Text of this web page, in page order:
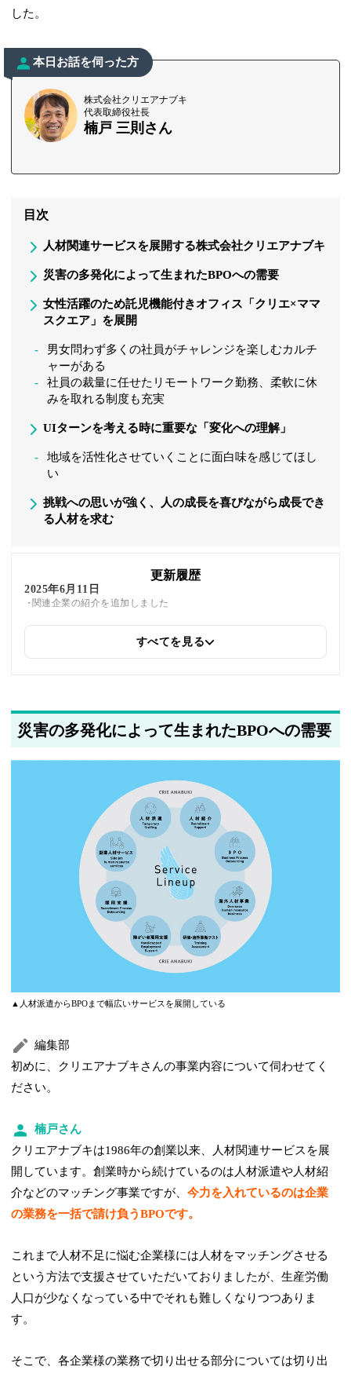
した。
本日お話を伺った方
株式会社クリエアナブキ
代表取締役社長
楠戸 三則さん
目次
人材関連サービスを展開する株式会社クリエアナブキ
災害の多発化によって生まれたBPOへの需要
女性活躍のため託児機能付きオフィス「クリエ×ママ
スクエア」を展開
男女問わず多くの社員がチャレンジを楽しむカルチ
ャーがある
社員の裁量に任せたリモートワーク勤務、柔軟に休
みを取れる制度も充実
UIターンを考える時に重要な「変化への理解」
地域を活性化させていくことに面白味を感じてほし
い
挑戦への思いが強く、人の成長を喜びながら成長でき
る人材を求む
更新履歴
2025年6月11日
関連企業の紹介を追加しました
筆者情報を更新しました
すべてを見る
災害の多発化によって生まれたBPOへの需要
▲人材派遣からBPOまで幅広いサービスを展開している
編集部
初めに、クリエアナブキさんの事業内容について伺わせてく
ださい。
楠戸さん
クリエアナブキは1986年の創業以来、人材関連サービスを展
開しています。創業時から続けているのは人材派遣や人材紹
介などのマッチング事業ですが、今力を入れているのは企業
の業務を一括で請け負うBPOです。
これまで人材不足に悩む企業様には人材をマッチングさせる
という方法で支援させていただいておりましたが、生産労働
人口が少なくなっている中でそれも難しくなりつつありま
す。
そこで、各企業様の業務で切り出せる部分については切り出